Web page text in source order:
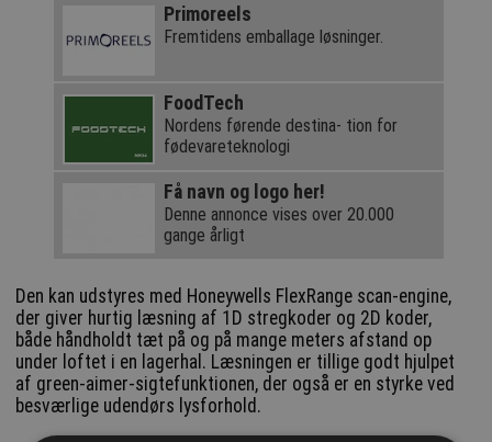
Primoreels
Fremtidens emballage løsninger.
FoodTech
Nordens førende destina- tion for
fødevareteknologi
Få navn og logo her!
Denne annonce vises over 20.000
gange årligt
Den kan udstyres med Honeywells FlexRange scan-engine,
der giver hurtig læsning af 1D stregkoder og 2D koder,
både håndholdt tæt på og på mange meters afstand op
under loftet i en lagerhal. Læsningen er tillige godt hjulpet
af green-aimer-sigtefunktionen, der også er en styrke ved
besværlige udendørs lysforhold.